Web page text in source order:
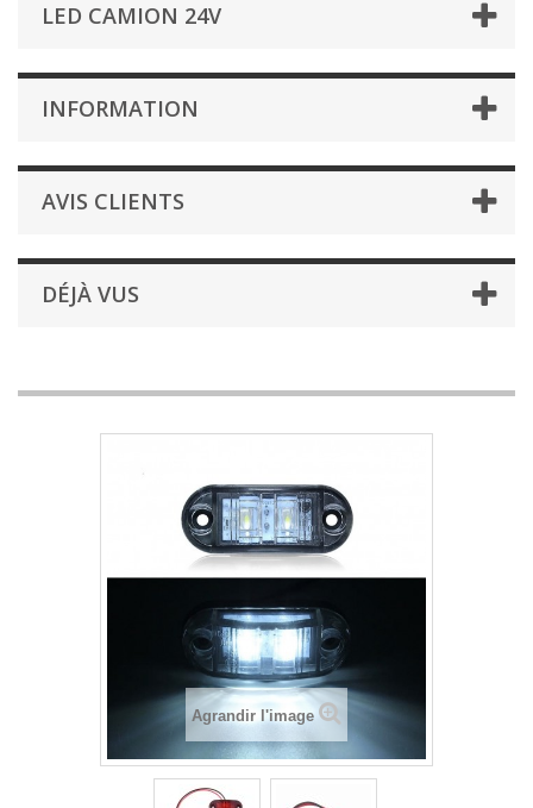
LED CAMION 24V
INFORMATION
AVIS CLIENTS
DÉJÀ VUS
Agrandir l'image